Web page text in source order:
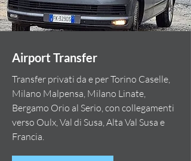
Airport Transfer
Transfer privati da e per Torino Caselle,
Milano Malpensa, Milano Linate,
Bergamo Orio al Serio, con collegamenti
verso Oulx, Val di Susa, Alta Val Susa e
Francia.